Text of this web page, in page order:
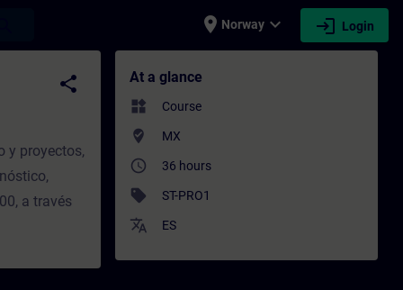
place Norway expand_more login Login
- Professional development | SITRAIN
share
y proyectos,
a través
At a glance
widgets Course
where_to_vote MX
access_time 36 hours
sell ST-PRO1
translate ES